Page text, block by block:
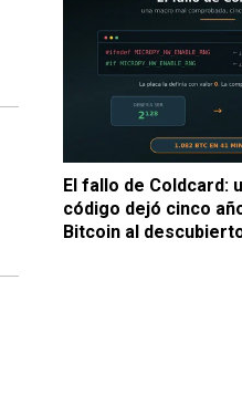
El fallo de Coldcard:
código dejó cinco
Bitcoin al